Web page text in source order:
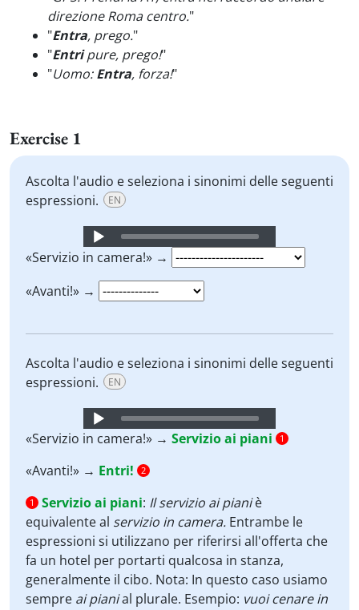
direzione Roma centro."
"Entra, prego."
"Entripure, prego!"
"Uomo:Entra, forza!"
Exercise 1
Ascolta l'audio e seleziona i sinonimi delle seguenti
espressioni.
EN
Audio
Player
«Servizio in camera!» →
«Avanti!» →
Ascolta l'audio e seleziona i sinonimi delle seguenti
espressioni.
EN
Audio
Player
«Servizio in camera!» → Servizio ai piani 1
«Avanti!» → Entri! 2
1 Servizio ai piani: Il servizio ai pianiè
equivalente al servizio in camera. Entrambe le
espressioni si utilizzano per riferirsi all'offerta che
fa un hotel per portarti qualcosa in stanza,
generalmente il cibo. Nota: In questo caso usiamo
sempre ai pianial plurale. Esempio: vuoi cenare in